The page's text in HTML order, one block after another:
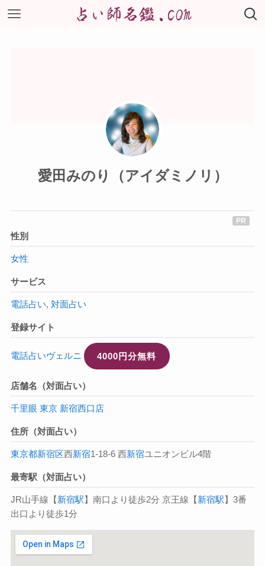
愛田みのり（アイダミノリ）
性別
女性
サービス
電話占い, 対面占い
登録サイト
電話占いヴェルニ 4000円分無料
店舗名（対面占い）
千里眼 東京 新宿西口店
住所（対面占い）
東京都新宿区西新宿1-18-6 西新宿ユニオンビル4階
最寄駅（対面占い）
JR山手線【新宿駅】南口より徒歩2分 京王線【新宿駅】3番
出口より徒歩1分